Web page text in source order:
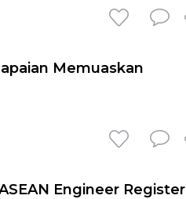
Memuaskan
Engineer Register